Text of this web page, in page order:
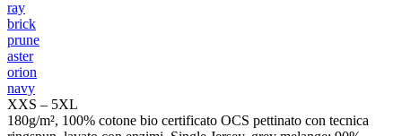
ray
brick
prune
aster
orion
navy
XXS – 5XL
180g/m², 100% cotone bio certificato OCS pettinato con tecnica